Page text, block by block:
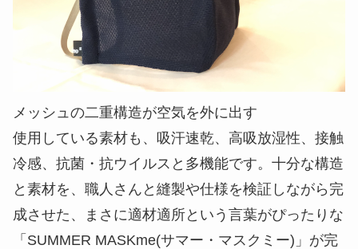
メッシュの二重構造が空気を外に出す
使用している素材も、吸汗速乾、高吸放湿性、接触
冷感、抗菌・抗ウイルスと多機能です。十分な構造
と素材を、職人さんと縫製や仕様を検証しながら完
成させた、まさに適材適所という言葉がぴったりな
「SUMMER MASKme(サマー・マスクミー)」が完